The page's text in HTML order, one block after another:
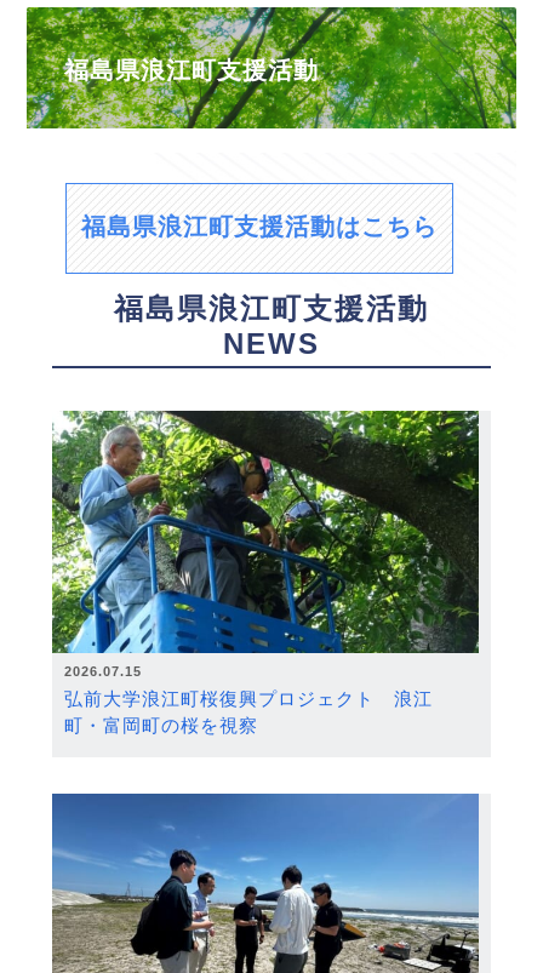
福島県浪江町支援活動
福島県浪江町支援活動はこちら
福島県浪江町支援活動
NEWS
2026.07.15
弘前大学浪江町桜復興プロジェクト 浪江
町・富岡町の桜を視察